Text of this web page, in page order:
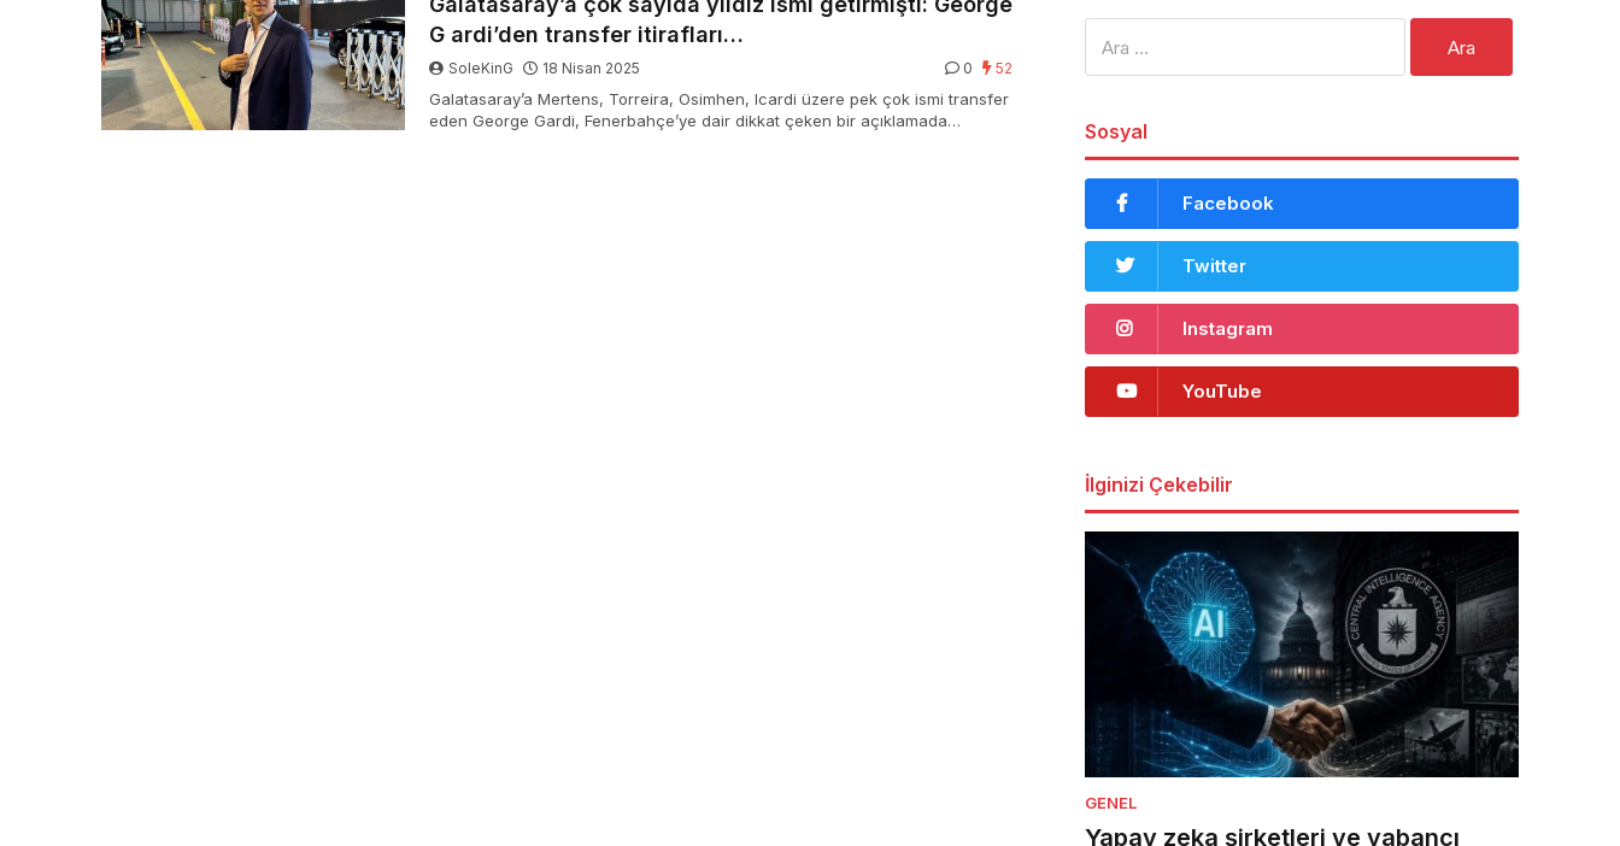
G ardi’den transfer itirafları…
SoleKinG 18 Nisan 2025 0 52
Galatasaray’a Mertens, Torreira, Osimhen, Icardi üzere pek çok ismi transfer
eden George Gardi, Fenerbahçe’ye dair dikkat çeken bir açıklamada
Sosyal
Facebook
Twitter
Instagram
YouTube
İlginizi Çekebilir
GENEL
Yapay zeka şirketleri ve yabancı